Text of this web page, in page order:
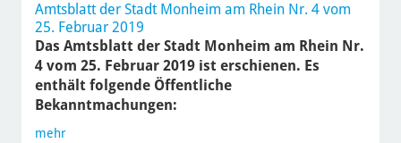
Amtsblatt der Stadt Monheim am Rhein Nr. 4 vom
25. Februar 2019
Das Amtsblatt der Stadt Monheim am Rhein Nr.
4 vom 25. Februar 2019 ist erschienen. Es
enthält folgende Öffentliche
Bekanntmachungen:
mehr